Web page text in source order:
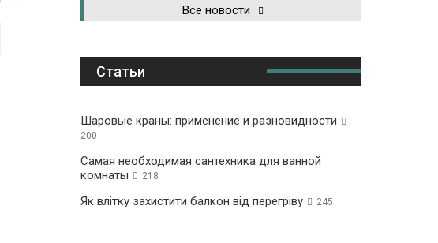
Все новости
Статьи
Шаровые краны: применение и разновидности
200
Самая необходимая сантехника для ванной
комнаты
218
Як влітку захистити балкон від перегріву 245